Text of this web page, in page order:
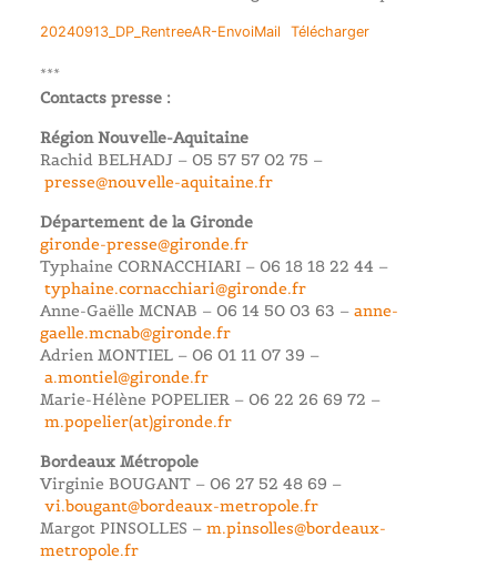
20240913_DP_RentreeAR-EnvoiMail Télécharger
***
Contacts presse :
Région Nouvelle-Aquitaine
Rachid BELHADJ – 05 57 57 02 75 –
presse@nouvelle-aquitaine.fr
Département de la Gironde
gironde-presse@gironde.fr
Typhaine CORNACCHIARI – 06 18 18 22 44 –
typhaine.cornacchiari@gironde.fr
Anne-Gaëlle MCNAB – 06 14 50 03 63 – anne-
gaelle.mcnab@gironde.fr
Adrien MONTIEL – 06 01 11 07 39 –
a.montiel@gironde.fr
Marie-Hélène POPELIER – 06 22 26 69 72 –
m.popelier(at)gironde.fr
Bordeaux Métropole
Virginie BOUGANT – 06 27 52 48 69 –
vi.bougant@bordeaux-metropole.fr
Margot PINSOLLES – m.pinsolles@bordeaux-
metropole.fr